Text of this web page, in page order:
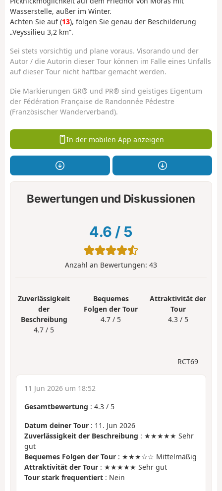
Wasserstelle, außer im Winter.
Achten Sie auf (13), folgen Sie genau der Beschilderung
„Veyssilieu 3,2 km”.
Sei stets vorsichtig und plane voraus. Visorando und der
Autor / die Autorin dieser Tour können im Falle eines Unfalls
auf dieser Tour nicht haftbar gemacht werden.
Die Markierungen GR® und PR® sind geistiges Eigentum
der Fédération Française de Randonnée Pédestre
(Französischer Wanderverband).
In der mobilen App anzeigen
Bewertungen und Diskussionen
4.6 / 5
Anzahl an Bewertungen: 43
Zuverlässigkeit
der
Beschreibung
4.7 / 5
Bequemes
Folgen der Tour
4.7 / 5
Attraktivität der
Tour
4.3 / 5
RCT69
11 Jun 2026 um 18:52
Gesamtbewertung : 4.3 / 5
Datum deiner Tour : 11. Jun 2026
Zuverlässigkeit der Beschreibung : ★★★★★ Sehr
gut
Bequemes Folgen der Tour : ★★★☆☆ Mittelmäßig
Attraktivität der Tour : ★★★★★ Sehr gut
Tour stark frequentiert : Nein